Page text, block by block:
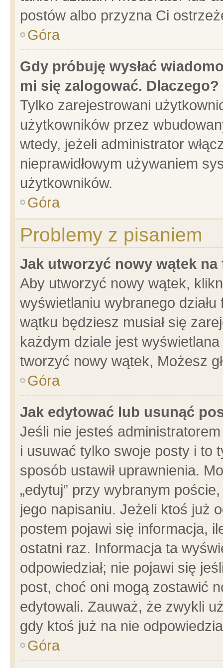
postów albo przyzna Ci
Góra
Gdy próbuję wysłać
mi się zalogować. Dlaczego?
Tylko zarejestrowani
użytkowników przez
wtedy, jeżeli administrator
nieprawidłowym używaniem
użytkowników.
Góra
Problemy z pisaniem
Jak utworzyć nowy wątek na
Aby utworzyć nowy wątek,
wyświetlaniu wybranego
wątku będziesz musiał się
każdym dziale jest
tworzyć nowy wątek, Możesz
Góra
Jak edytować lub usunąć
Jeśli nie jesteś
i usuwać tylko swoje posty i to
sposób ustawił uprawnienia.
„edytuj” przy wybranym
jego napisaniu. Jeżeli ktoś już
postem pojawi się informacja,
ostatni raz. Informacja ta
odpowiedział; nie pojawi się
post, choć oni mogą zostawić
edytowali. Zauważ, że zwykli
gdy ktoś już na nie
Góra